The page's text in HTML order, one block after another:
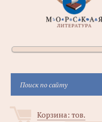
Корзина: тов.